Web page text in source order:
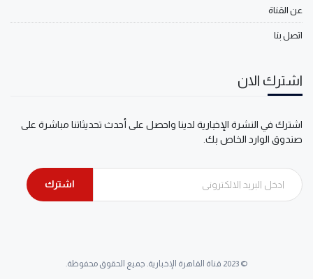
عن القناة
اتصل بنا
اشترك الان
اشترك في النشرة الإخبارية لدينا واحصل على أحدث تحديثاتنا مباشرة على
صندوق الوارد الخاص بك.
اشترك
© 2023 قناة القاهرة الإخبارية. جميع الحقوق محفوظة.